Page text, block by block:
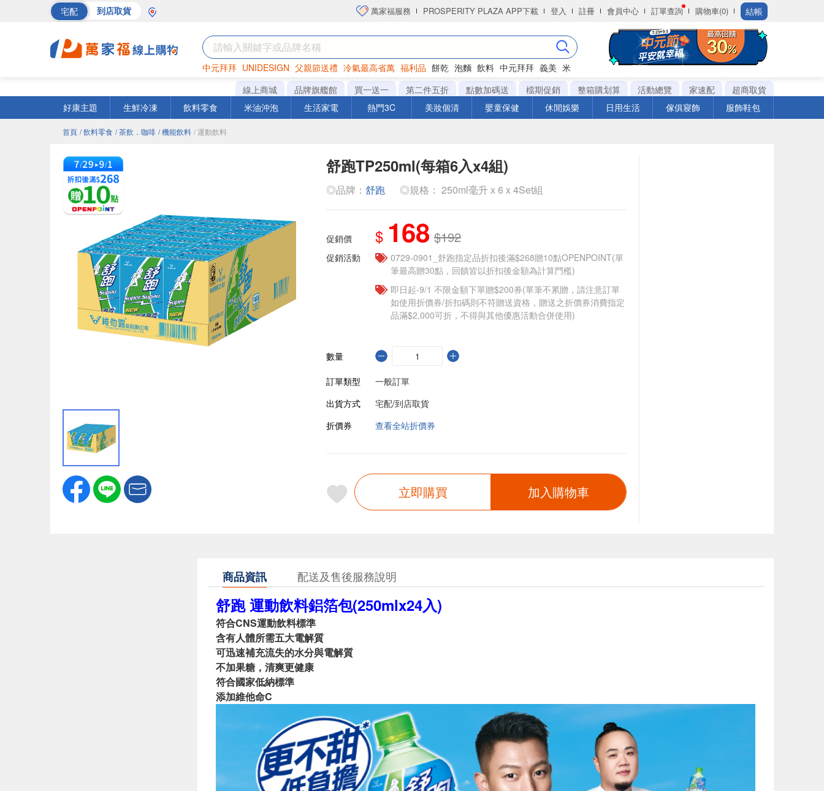
宅配 到店取貨 萬家福服務 PROSPERITY PLAZA APP下載 登入 註冊 會員中心 訂單查詢 購物車(0) 結帳
中元拜拜 UNIDESIGN 父親節送禮 冷氣最高省萬 福利品 餅乾 泡麵 飲料 中元拜拜 義美 米
巧克力 罐頭 衛生紙
線上商城 品牌旗艦館 買一送一 第二件五折 點數加碼送 檔期促銷 整箱購划算 活動總覽 家速配
超商取貨
好康主題
生鮮冷凍 飲料零食 米油沖泡 生活家電 熱門3C 美妝個清 嬰童保健 休閒娛樂 日用生活 傢俱寢飾 服飾鞋包
首頁 / 飲料零食 / 茶飲．咖啡 / 機能飲料 / 運動飲料
舒跑TP250ml(每箱6入x4組)
◎品牌： 舒跑 ◎規格： 250ml毫升 x 6 x 4Set組
促銷價 $ 168 $192
促銷活動
0729-0901_舒跑指定品折扣後滿$268贈10點OPENPOINT(單
筆最高贈30點，回饋皆以折扣後金額為計算門檻)
即日起-9/1 不限金額下單贈$200券(單筆不累贈，請注意訂單
如使用折價券/折扣碼則不符贈送資格，贈送之折價券消費指定
品滿$2,000可折，不得與其他優惠活動合併使用)
數量
訂單類型
一般訂單
出貨方式
宅配/到店取貨
折價券
查看全站折價券
立即購買 加入購物車
商品資訊 配送及售後服務說明
舒跑 運動飲料鋁箔包(250mlx24入)
符合CNS運動飲料標準
含有人體所需五大電解質
可迅速補充流失的水分與電解質
不加果糖，清爽更健康
符合國家低納標準
添加維他命C